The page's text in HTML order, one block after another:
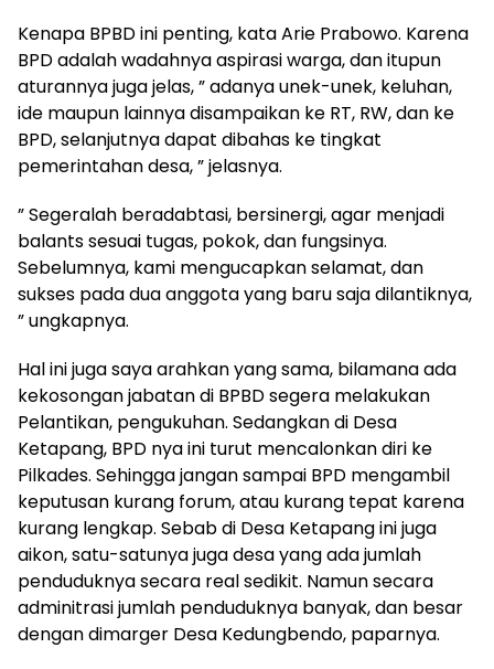
Kenapa BPBD ini penting, kata Arie Prabowo. Karena
BPD adalah wadahnya aspirasi warga, dan itupun
aturannya juga jelas, ” adanya unek-unek, keluhan,
ide maupun lainnya disampaikan ke RT, RW, dan ke
BPD, selanjutnya dapat dibahas ke tingkat
pemerintahan desa, ” jelasnya.
” Segeralah beradabtasi, bersinergi, agar menjadi
balants sesuai tugas, pokok, dan fungsinya.
Sebelumnya, kami mengucapkan selamat, dan
sukses pada dua anggota yang baru saja dilantiknya,
” ungkapnya.
Hal ini juga saya arahkan yang sama, bilamana ada
kekosongan jabatan di BPBD segera melakukan
Pelantikan, pengukuhan. Sedangkan di Desa
Ketapang, BPD nya ini turut mencalonkan diri ke
Pilkades. Sehingga jangan sampai BPD mengambil
keputusan kurang forum, atau kurang tepat karena
kurang lengkap. Sebab di Desa Ketapang ini juga
aikon, satu-satunya juga desa yang ada jumlah
penduduknya secara real sedikit. Namun secara
adminitrasi jumlah penduduknya banyak, dan besar
dengan dimarger Desa Kedungbendo, paparnya.